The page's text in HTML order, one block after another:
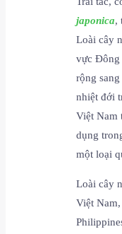
japonica,
Loài cây
vực Đông
rộng
nhiệt đới
Việt Nam
dụng
một loại
Loài cây
Việt